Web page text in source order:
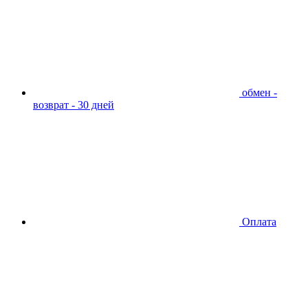
обмен -
возврат - 30 дней
Оплата